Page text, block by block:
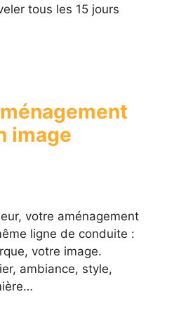
tous les 15 jours
image
votre aménagement
ligne de conduite :
votre image.
ambiance, style,